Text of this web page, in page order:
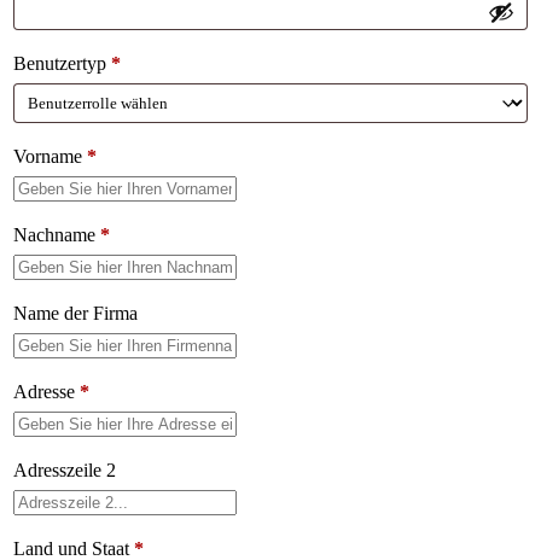
Benutzertyp *
Vorname *
Nachname *
Name der Firma
Adresse *
Adresszeile 2
Land und Staat *